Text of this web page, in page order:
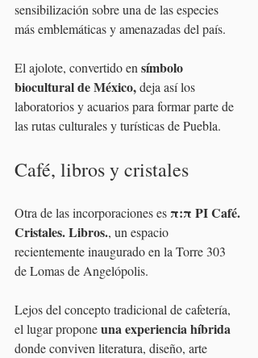
sensibilización sobre una de las especies
más emblemáticas y amenazadas del país.
El ajolote, convertido en símbolo
biocultural de México, deja así los
laboratorios y acuarios para formar parte de
las rutas culturales y turísticas de Puebla.
Café, libros y cristales
Otra de las incorporaciones es π:π PI Café.
Cristales. Libros., un espacio
recientemente inaugurado en la Torre 303
de Lomas de Angelópolis.
Lejos del concepto tradicional de cafetería,
el lugar propone una experiencia híbrida
donde conviven literatura, diseño, arte